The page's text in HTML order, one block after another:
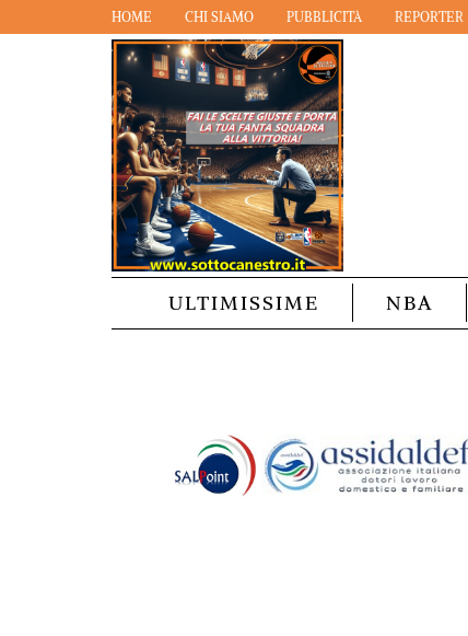
HOME CHI SIAMO PUBBLICITÀ REPORTER
ULTIMISSIME NBA